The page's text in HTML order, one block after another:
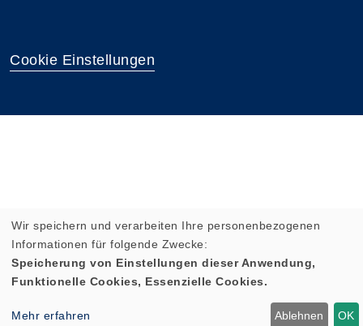
Cookie Einstellungen
Wir speichern und verarbeiten Ihre personenbezogenen
Informationen für folgende Zwecke:
Speicherung von Einstellungen dieser Anwendung,
Funktionelle Cookies, Essenzielle Cookies.
Mehr erfahren Ablehnen OK